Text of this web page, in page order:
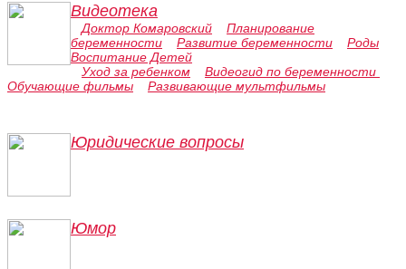
Видеотека
Доктор Комаровский
Планирование
беременности
Развитие беременности
Роды
Воспитание Детей
Уход за ребенком
Видеогид по беременности
Обучающие фильмы
Развивающие мультфильмы
Юридические вопросы
Юмор